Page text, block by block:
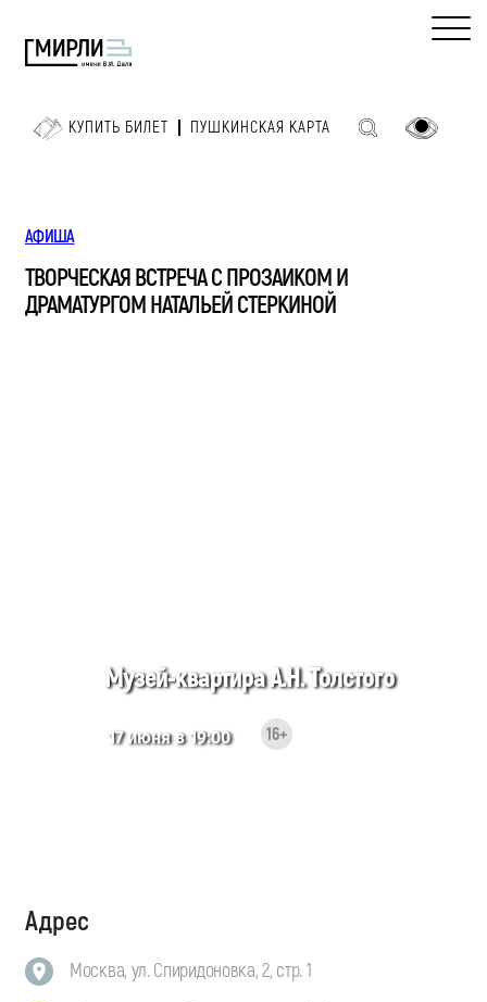
КУПИТЬ БИЛЕТ ПУШКИНСКАЯ КАРТА
АФИША
ТВОРЧЕСКАЯ ВСТРЕЧА С ПРОЗАИКОМ И
ДРАМАТУРГОМ НАТАЛЬЕЙ СТЕРКИНОЙ
Музей-квартира А.Н. Толстого
17 июня в 19:00 16+
Адрес
Москва, ул. Спиридоновка, 2, стр. 1